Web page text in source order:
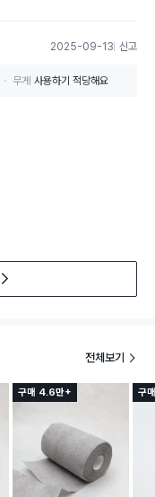
2025-09-13 신고
무게 사용하기 적당해요
전체보기
구매 4.6만+ 구